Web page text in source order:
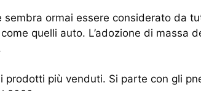
sembra ormai essere considerato da
quelli auto. L’adozione di massa
prodotti più venduti. Si parte con gli